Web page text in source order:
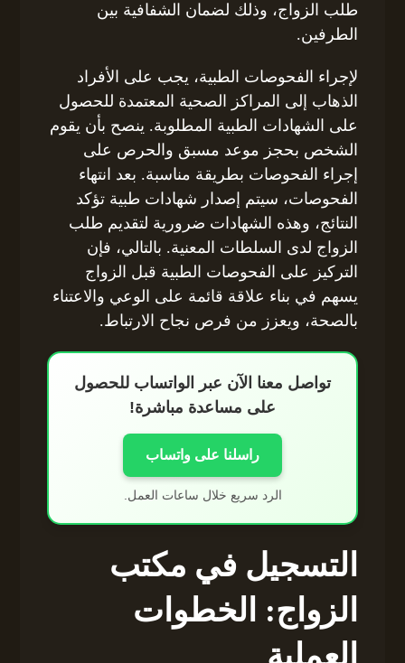
طلب الزواج، وذلك لضمان الشفافية بين
الطرفين.
لإجراء الفحوصات الطبية، يجب على الأفراد
الذهاب إلى المراكز الصحية المعتمدة للحصول
على الشهادات الطبية المطلوبة. ينصح بأن يقوم
الشخص بحجز موعد مسبق والحرص على
إجراء الفحوصات بطريقة مناسبة. بعد انتهاء
الفحوصات، سيتم إصدار شهادات طبية تؤكد
النتائج، وهذه الشهادات ضرورية لتقديم طلب
الزواج لدى السلطات المعنية. بالتالي، فإن
التركيز على الفحوصات الطبية قبل الزواج
يسهم في بناء علاقة قائمة على الوعي والاعتناء
بالصحة، ويعزز من فرص نجاح الارتباط.
تواصل معنا الآن عبر الواتساب للحصول
على مساعدة مباشرة!
راسلنا على واتساب
الرد سريع خلال ساعات العمل.
التسجيل في مكتب
الزواج: الخطوات